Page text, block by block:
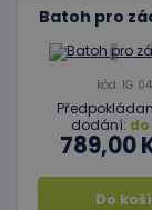
Batoh pro
kód: 1G
dodání:
789,00
Do